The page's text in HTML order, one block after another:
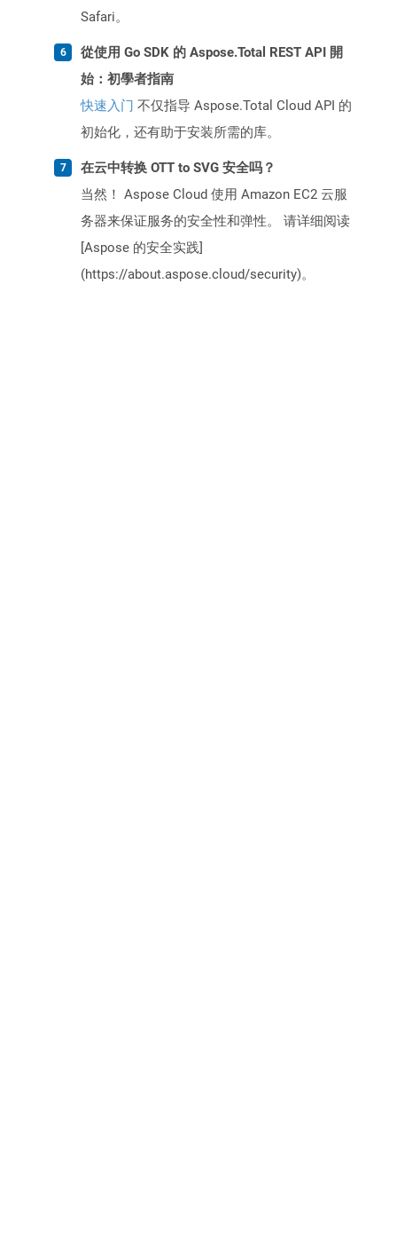
Safari。
從使用 Go SDK 的 Aspose.Total REST API 開
始：初學者指南
快速入门 不仅指导 Aspose.Total Cloud API 的
初始化，还有助于安装所需的库。
在云中转换 OTT to SVG 安全吗？
当然！ Aspose Cloud 使用 Amazon EC2 云服
务器来保证服务的安全性和弹性。 请详细阅读
[Aspose 的安全实践]
(https://about.aspose.cloud/security)。